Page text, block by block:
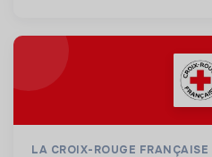
LA CROIX-ROUGE FRANÇAISE